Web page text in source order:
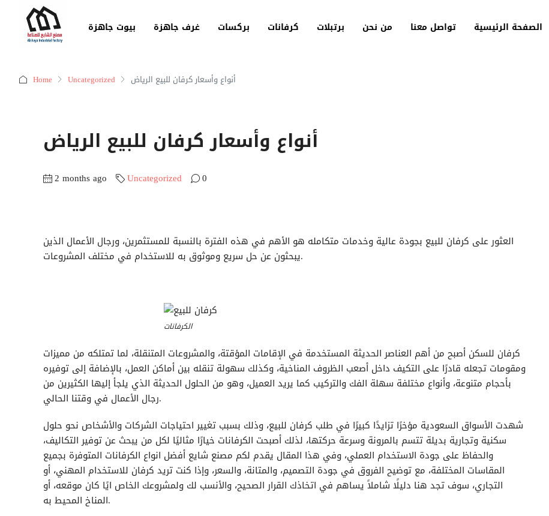
بيوت جاهزة غرف جاهزة بركسات كرفانات برتبلات من نحن تواصل معنا الصفحة الرئيسية
Home Uncategorized أنواع وأسعار كرفان للبيع الرياض
أنواع وأسعار كرفان للبيع الرياض
2 months ago Uncategorized 0
العثور على كرفان للبيع بجودة عالية وخدمات متكامله هو الأهم في هذه الفترة بالنسبة للمستثمرين، ورجال الأعمال الذين
يبحثون عن حل سريع وموثوق به للاستخدام في مختلف المشروعات.
الكرفانات
كرفان للسكن أصبح من أهم العناصر الحديثة المستخدمة في الإقامات المؤقتة، والمشروعات المتنقلة، لما تمتلكه من مميزات
ومقومات تجعله قادرًا على التكيف داخل أصعب الظروف المناخية، وكذلك سهولة تنقله بين أماكن العمل، بالإضافة إلى توفيره
بأحجام متنوعة، وأنواع مختلفة سهلة الفك والتركيب كما يريد العميل، وهو من الحلول الحديثة الذي يلجأ إليها الكثيرين من
رجال الأعمال في وقتنا الحالي.
شهدت الأسواق السعودية مؤخرًا تزايدًا كبيرًا في طلب كرفان للبيع، وذلك بسبب تغيير احتياجات الشركات والأشخاص نحو حلول
سكنية وتجارية بديلة تتسم بالمرونة وسرعة حركتها، لذلك أصبحت الكرفانات خيارًا مثاليًا لكل من يبحث عن توفير التكاليف،
والحفاظ على جودة الاستخدام العملي، وفي هذا المقال يقدم لكم مصنع شايع أفضل انواع الكرفانات المتوفرة بجميع
المقاسات المختلفة، مع توضيح الفروق في جودة التصميم، والمتانة، والسعر، وإذا كنت تريد كرفان للاستخدام المهني، أو
التجاري، سوف تجد هنا دليلًا شاملاً يساهم في اتخاذك القرار الصحيح، والأنسب لك ولمشروعك الخاص ايًا كان موقعه، أو
المناخ المحيط به.